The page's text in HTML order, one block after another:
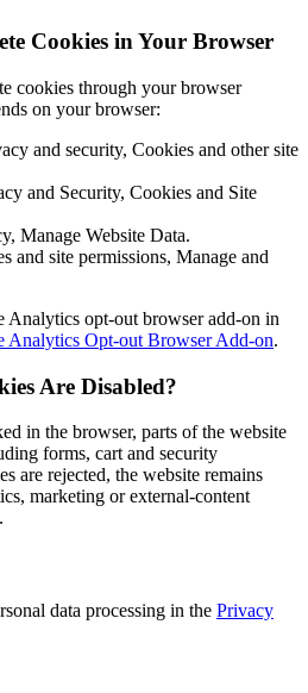
Cookies in Your Browser
cookies through your browser
on your browser:
and security, Cookies and other site
and Security, Cookies and Site
Manage Website Data.
and site permissions, Manage and
Analytics opt-out browser add-on in
Analytics Opt-out Browser Add-on.
Are Disabled?
in the browser, parts of the website
forms, cart and security
are rejected, the website remains
marketing or external-content
data processing in the Privacy